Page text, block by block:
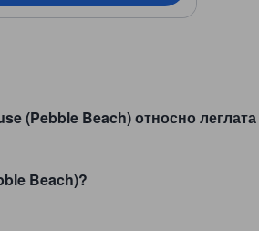
(Pebble Beach) относно леглата
Beach)?